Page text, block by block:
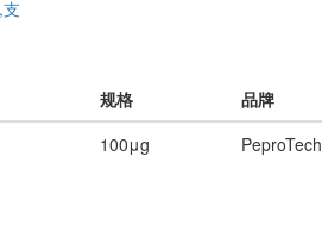
规格 品牌
100μg PeproTech